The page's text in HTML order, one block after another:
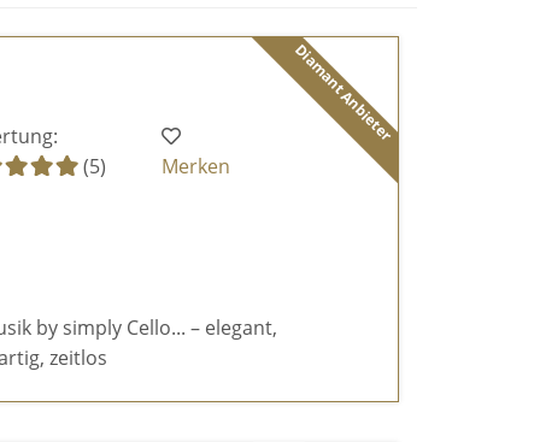
Diamant Anbieter
(5)
Merken
by simply Cello... – elegant,
zeitlos